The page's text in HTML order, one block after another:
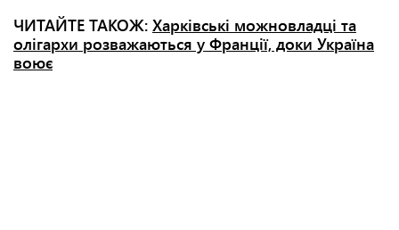
ЧИТАЙТЕ ТАКОЖ: Харківські можновладці та
олігархи розважаються у Франції, доки Україна
воює